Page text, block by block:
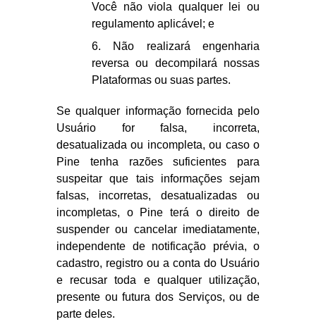
Você não viola qualquer lei ou
regulamento aplicável; e
6. Não realizará engenharia
reversa ou decompilará nossas
Plataformas ou suas partes.
Se qualquer informação fornecida pelo
Usuário for falsa, incorreta,
desatualizada ou incompleta, ou caso o
Pine tenha razões suficientes para
suspeitar que tais informações sejam
falsas, incorretas, desatualizadas ou
incompletas, o Pine terá o direito de
suspender ou cancelar imediatamente,
independente de notificação prévia, o
cadastro, registro ou a conta do Usuário
e recusar toda e qualquer utilização,
presente ou futura dos Serviços, ou de
parte deles.